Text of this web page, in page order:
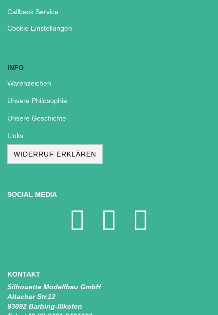
Callback Service
Cookie Einstellungen
INFO
Warenzeichen
Unsere Philosophie
Unsere Geschichte
Links
WIDERRUF ERKLÄREN
SOCIAL MEDIA
KONTAKT
Silhouette Modellbau GmbH
Altacher Str.12
93092 Barbing-Illkofen